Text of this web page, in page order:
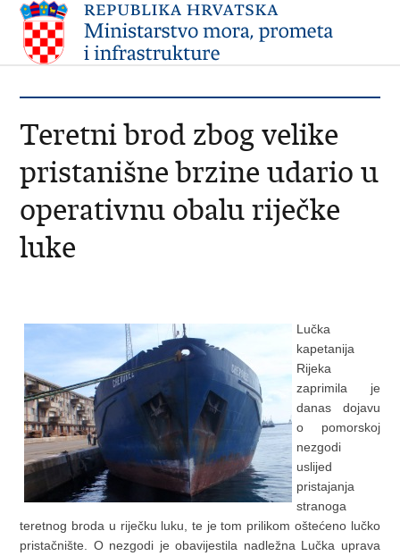
Teretni brod zbog velike
pristanišne brzine udario u
operativnu obalu riječke
luke
Lučka
kapetanija
Rijeka
zaprimila je
danas dojavu
o pomorskoj
nezgodi
uslijed
pristajanja
stranoga
teretnog broda u riječku luku, te je tom prilikom oštećeno lučko
pristačnište. O nezgodi je obavijestila nadležna Lučka uprava